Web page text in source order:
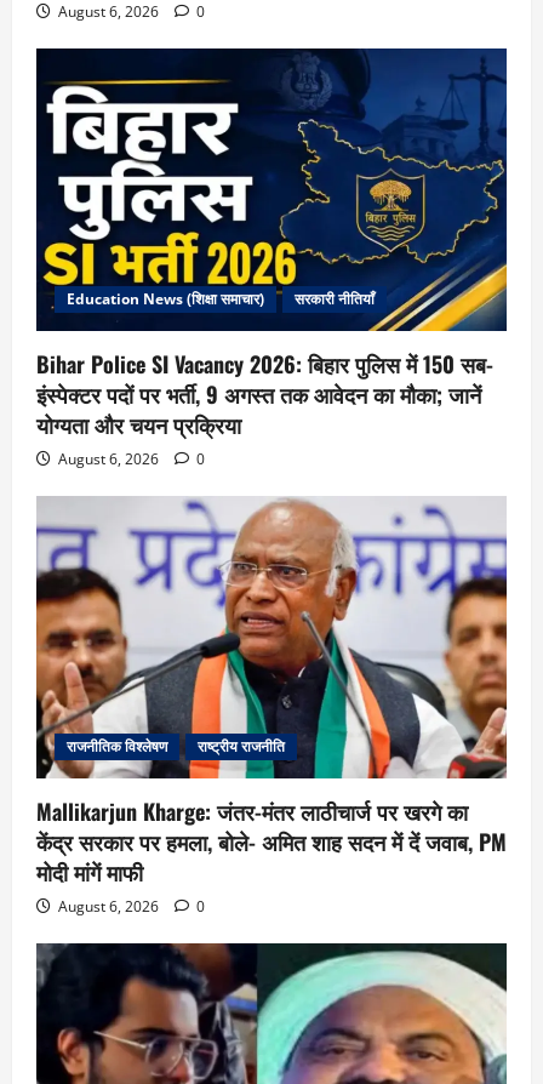
August 6, 2026 0
Education News (शिक्षा समाचार) सरकारी नीतियाँ
Bihar Police SI Vacancy 2026: बिहार पुलिस में 150 सब-
इंस्पेक्टर पदों पर भर्ती, 9 अगस्त तक आवेदन का मौका; जानें
योग्यता और चयन प्रक्रिया
August 6, 2026 0
राजनीतिक विश्लेषण राष्ट्रीय राजनीति
Mallikarjun Kharge: जंतर-मंतर लाठीचार्ज पर खरगे का
केंद्र सरकार पर हमला, बोले- अमित शाह सदन में दें जवाब, PM
मोदी मांगें माफी
August 6, 2026 0